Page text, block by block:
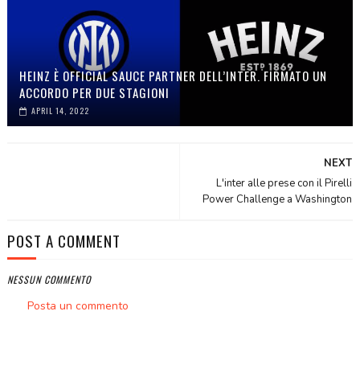
HEINZ È OFFICIAL SAUCE PARTNER DELL’INTER. FIRMATO UN
ACCORDO PER DUE STAGIONI
APRIL 14, 2022
NEXT
L'inter alle prese con il Pirelli
Power Challenge a Washington
POST A COMMENT
NESSUN COMMENTO
Posta un commento